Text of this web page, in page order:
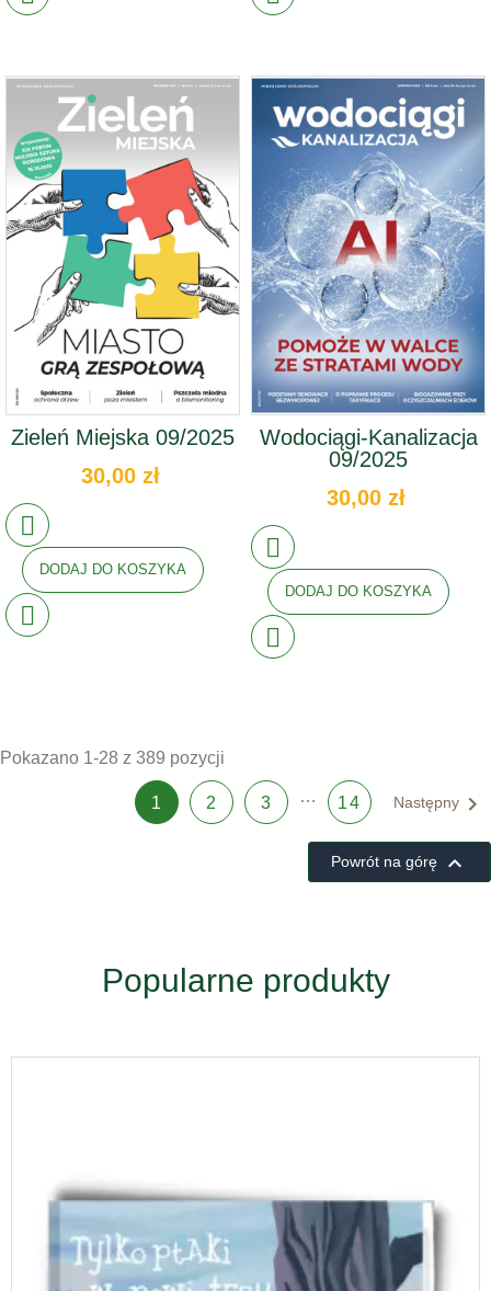
Zieleń Miejska 09/2025
30,00 zł
DODAJ DO KOSZYKA
Wodociągi-Kanalizacja
09/2025
30,00 zł
DODAJ DO KOSZYKA
Pokazano 1-28 z 389 pozycji
1 2 3 … 14 Następny 
Powrót na górę 
Popularne produkty